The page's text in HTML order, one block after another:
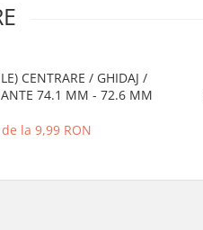
CENTRARE / GHIDAJ /
74.1 MM - 72.6 MM
de la 9,99 RON